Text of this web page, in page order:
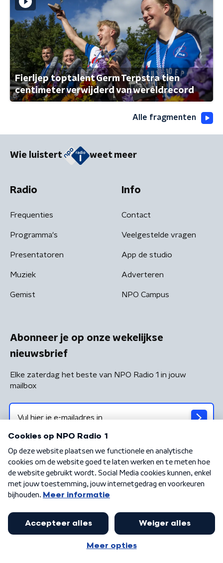
Fierljep toptalent Germ Terpstra tien
centimeter verwijderd van wereldrecord
Alle fragmenten
Wie luistert weet meer
Radio
Frequenties
Programma's
Presentatoren
Muziek
Gemist
Info
Contact
Veelgestelde vragen
App de studio
Adverteren
NPO Campus
Abonneer je op onze wekelijkse
nieuwsbrief
Elke zaterdag het beste van NPO Radio 1 in jouw
mailbox
Algemene voorwaarden